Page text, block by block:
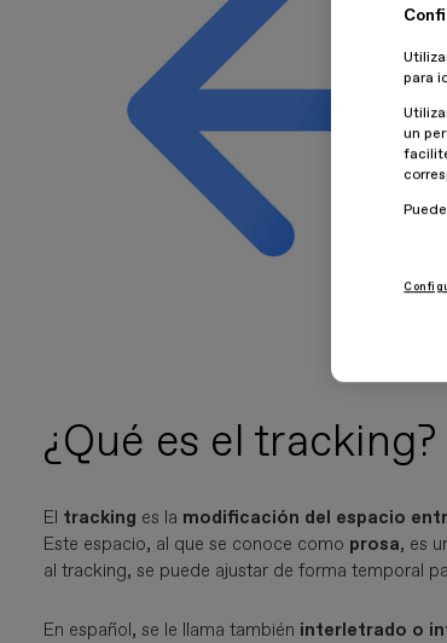
¿Qué es el tracking?
El tracking es la modificación del espacio
Este espacio, al que se conoce como prosa, es
al tracking, se puede ajustar de forma temporal
En español, se le llama también interletrado o
para
un